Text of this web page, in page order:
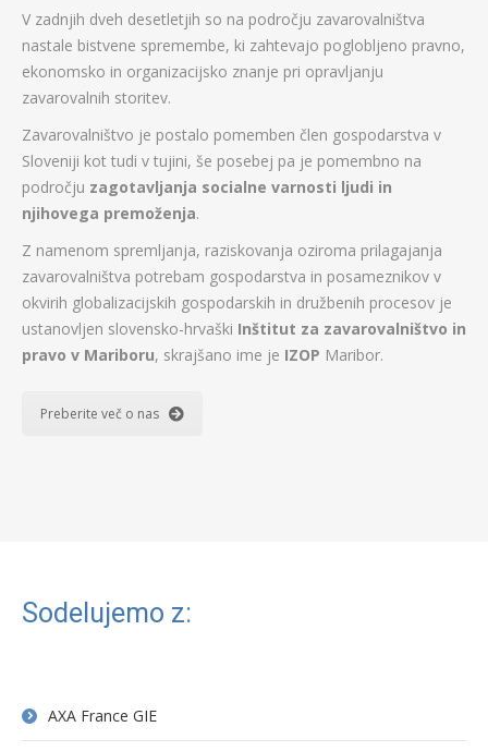
V zadnjih dveh desetletjih so na področju zavarovalništva
nastale bistvene spremembe, ki zahtevajo poglobljeno pravno,
ekonomsko in organizacijsko znanje pri opravljanju
zavarovalnih storitev.
Zavarovalništvo je postalo pomemben člen gospodarstva v
Sloveniji kot tudi v tujini, še posebej pa je pomembno na
področju zagotavljanja socialne varnosti ljudi in
njihovega premoženja.
Z namenom spremljanja, raziskovanja oziroma prilagajanja
zavarovalništva potrebam gospodarstva in posameznikov v
okvirih globalizacijskih gospodarskih in družbenih procesov je
ustanovljen slovensko-hrvaški Inštitut za zavarovalništvo in
pravo v Mariboru, skrajšano ime je IZOP Maribor.
Preberite več o nas
Sodelujemo z:
AXA France GIE